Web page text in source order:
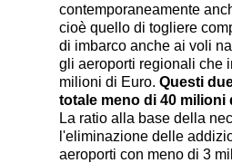
contemporaneamente
cioè quello di togliere
di imbarco anche ai voli
gli aeroporti regionali che
milioni di Euro. Questi
totale meno di 40 milioni
La ratio alla base della
l'eliminazione delle
aeroporti con meno di 3